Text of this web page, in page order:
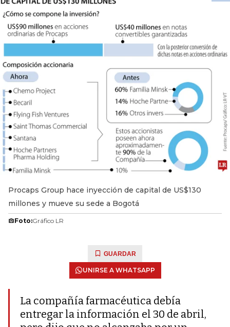
Procaps Group hace inyección de capital de US$130
millones y mueve su sede a Bogotá
Foto:Gráfico LR
GUARDAR
UNIRSE A WHATSAPP
La compañía farmacéutica debía
entregar la información el 30 de abril,